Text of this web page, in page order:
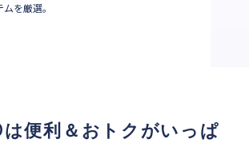
を厳選。
は便利＆おトクがいっぱ